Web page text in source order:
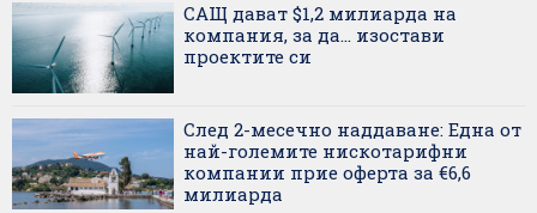
САЩ дават $1,2 милиарда на
компания, за да... изостави
проектите си
След 2-месечно наддаване: Една от
най-големите нискотарифни
компании прие оферта за €6,6
милиарда